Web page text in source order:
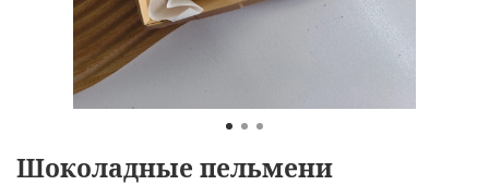
Шоколадные пельмени